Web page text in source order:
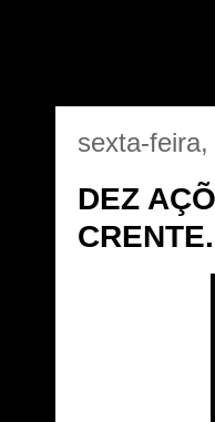
sexta-
DEZ
CRENTE.